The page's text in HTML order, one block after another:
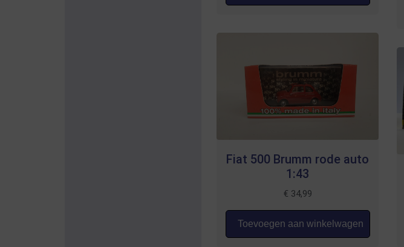
Fiat 500 Brumm rode auto
1:43
€ 34,99
Toevoegen aan winkelwagen